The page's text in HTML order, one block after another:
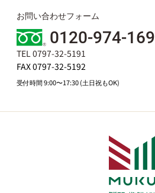
お問い合わせフォーム
0120-974-169
TEL 0797-32-5191
FAX 0797-32-5192
受付時間 9:00〜17:30 (土日祝もOK)